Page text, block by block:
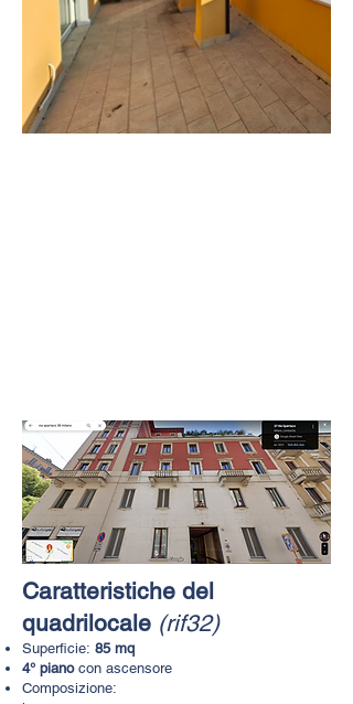
​​​​Caratteristiche del
quadrilocale (rif32)​
Superficie: 85 mq
4° pianocon ascensore
Composizione: